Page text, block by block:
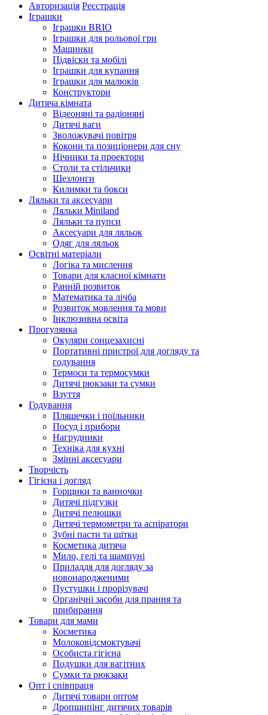
Авторизація Реєстрація
Іграшки
Іграшки BRIO
Іграшки для рольової гри
Машинки
Підвіски та мобілі
Іграшки для купання
Іграшки для малюків
Конструктори
Дитяча кімната
Відеоняні та радіоняні
Дитячі ваги
Зволожувачі повітря
Кокони та позиціонери для сну
Нічники та проектори
Столи та стільчики
Шезлонги
Килимки та бокси
Ляльки та аксесуари
Ляльки Miniland
Ляльки та пупси
Аксесуари для ляльок
Одяг для ляльок
Освітні матеріали
Логіка та мислення
Товари для класної кімнати
Ранній розвиток
Математика та лічба
Розвиток мовлення та мови
Інклюзивна освіта
Прогулянка
Окуляри сонцезахисні
Портативні пристрої для догляду та
годування
Термоси та термосумки
Дитячі рюкзаки та сумки
Взуття
Годування
Пляшечки і поїльники
Посуд і прибори
Нагрудники
Техніка для кухні
Змінні аксесуари
Творчість
Гігієна і догляд
Горщики та ванночки
Дитячі підгузки
Дитячі пелюшки
Дитячі термометри та аспіратори
Зубні пасти та щітки
Косметика дитяча
Мило, гелі та шампуні
Приладдя для догляду за
новонародженими
Пустушки і прорізувачі
Органічні засоби для прання та
прибирання
Товари для мами
Косметика
Молоковідсмоктувачі
Особиста гігієна
Подушки для вагітних
Сумки та рюкзаки
Опт і співпраця
Дитячі товари оптом
Дропшипінг дитячих товарів